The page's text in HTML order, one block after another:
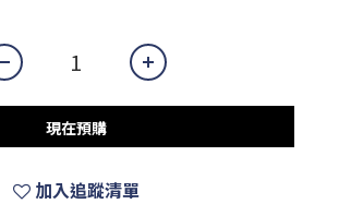
現在預購
加入追蹤清單